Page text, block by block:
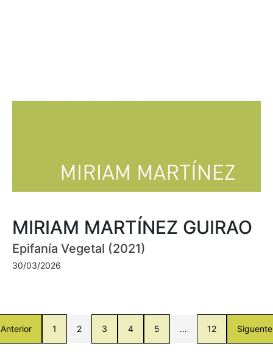
MIRIAM MARTÍNEZ GUIRAO
Epifanía Vegetal (2021)
30/03/2026
Anterior 1 2 3 4 5 … 12 Siguente